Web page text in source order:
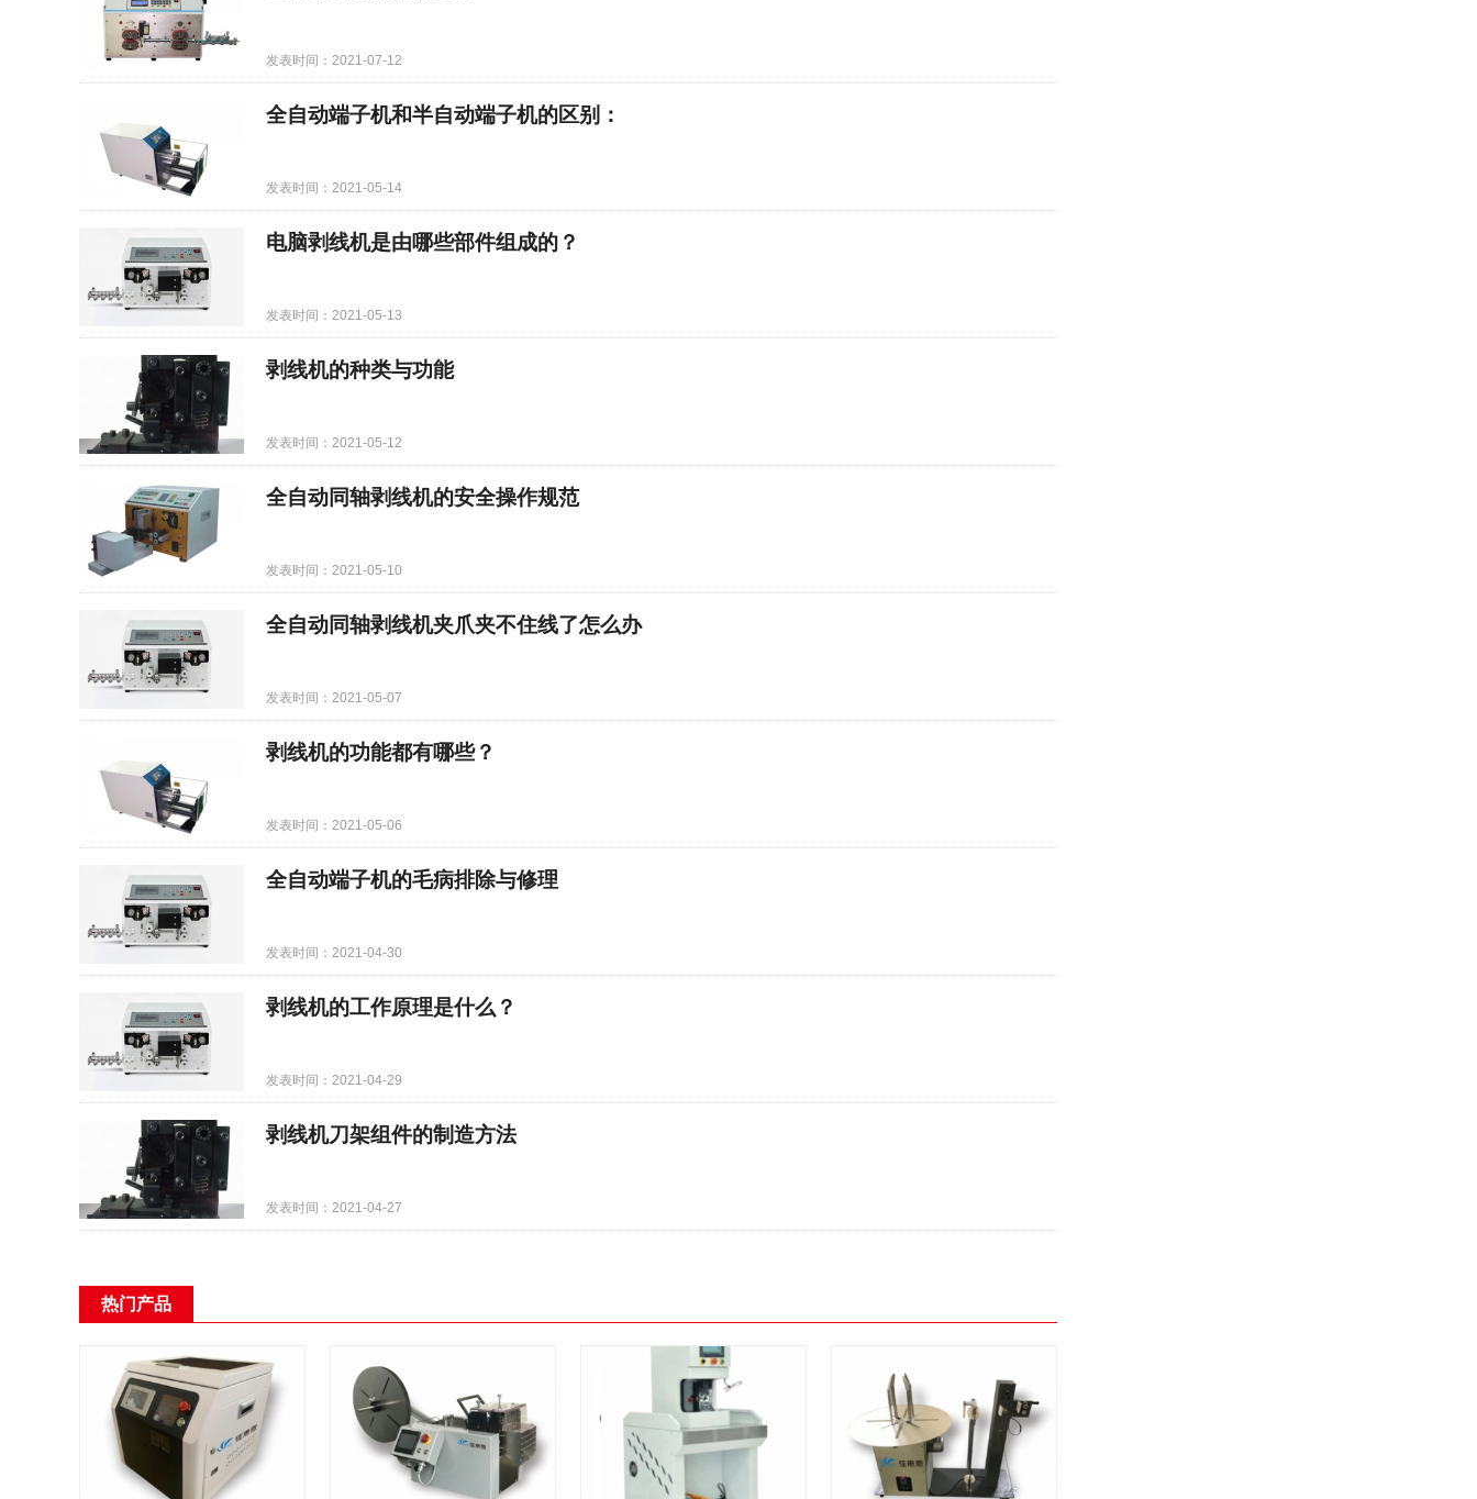
发表时间：2021-07-12
全自动端子机和半自动端子机的区别：
发表时间：2021-05-14
电脑剥线机是由哪些部件组成的？
发表时间：2021-05-13
剥线机的种类与功能
发表时间：2021-05-12
全自动同轴剥线机的安全操作规范
发表时间：2021-05-10
全自动同轴剥线机夹爪夹不住线了怎么办
发表时间：2021-05-07
剥线机的功能都有哪些？
发表时间：2021-05-06
全自动端子机的毛病排除与修理
发表时间：2021-04-30
剥线机的工作原理是什么？
发表时间：2021-04-29
剥线机刀架组件的制造方法
发表时间：2021-04-27
热门产品